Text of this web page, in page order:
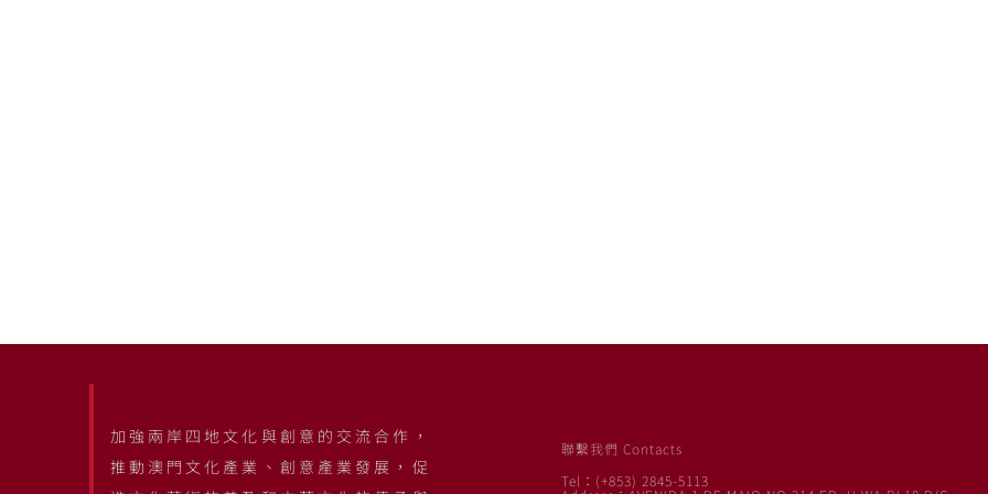
加強兩岸四地文化與創意的交流合作，
推動澳門文化產業、創意產業發展，促
聯繫我們 Contacts
Tel：(+853) 2845-5113